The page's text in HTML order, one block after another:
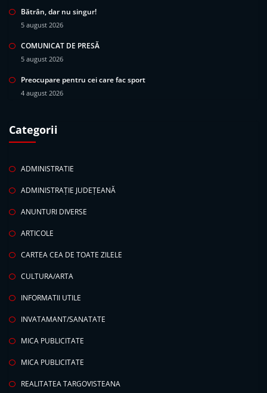
Bătrân, dar nu singur!
5 august 2026
COMUNICAT DE PRESĂ
5 august 2026
Preocupare pentru cei care fac sport
4 august 2026
Categorii
ADMINISTRATIE
ADMINISTRAȚIE JUDEȚEANĂ
ANUNTURI DIVERSE
ARTICOLE
CARTEA CEA DE TOATE ZILELE
CULTURA/ARTA
INFORMATII UTILE
INVATAMANT/SANATATE
MICA PUBLICITATE
MICA PUBLICITATE
REALITATEA TARGOVISTEANA